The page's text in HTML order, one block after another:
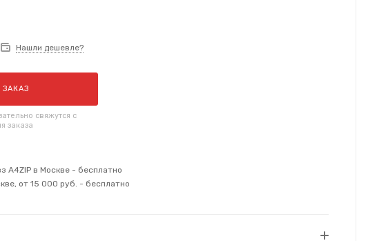
Нашли дешевле?
свяжутся с
заказа
A4ZIP в Москве - бесплатно
от 15 000 руб. - бесплатно